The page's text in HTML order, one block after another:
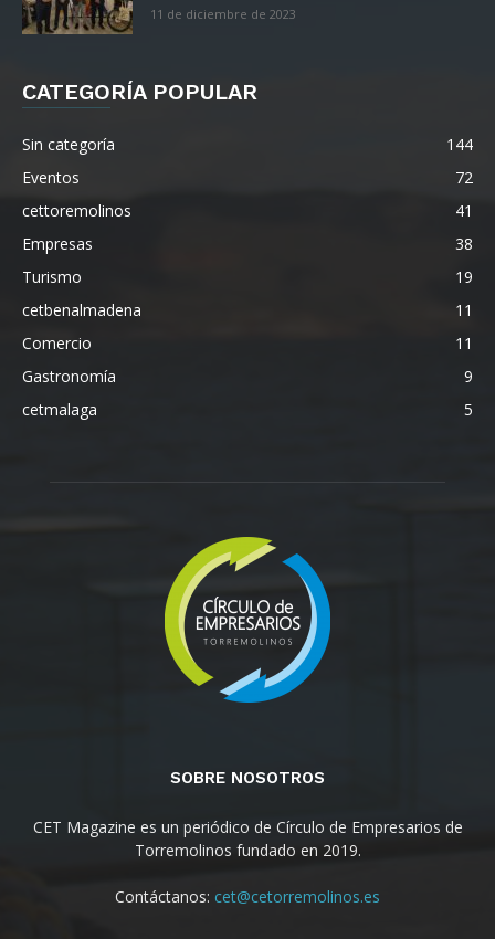
11 de diciembre de 2023
CATEGORÍA POPULAR
Sin categoría
144
Eventos
72
cettoremolinos
41
Empresas
38
Turismo
19
cetbenalmadena
11
Comercio
11
Gastronomía
9
cetmalaga
5
SOBRE NOSOTROS
CET Magazine es un periódico de Círculo de Empresarios de
Torremolinos fundado en 2019.
Contáctanos: cet@cetorremolinos.es